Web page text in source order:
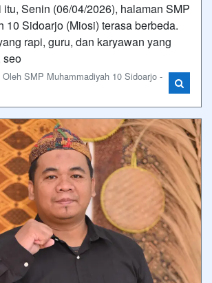
Senin (06/04/2026), halaman SMP
10 Sidoarjo (Miosi) terasa berbeda.
rapi, guru, dan karyawan yang
seo
SMP Muhammadiyah 10 Sidoarjo -